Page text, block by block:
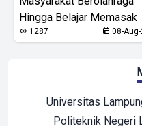
Hingga Belajar Memasak
1287 08-
Universitas
Politeknik Negeri